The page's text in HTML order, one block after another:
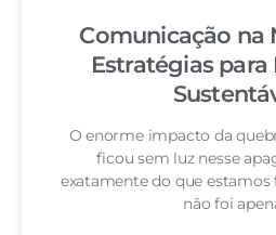
Comunicação na
Estratégias para
O enorme impacto da
ficou sem luz nesse
exatamente do que estamos
não foi